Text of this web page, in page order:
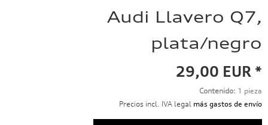
Audi Llavero Q7,
plata/negro
29,00 EUR *
Contenido: 1 pieza
Precios incl. IVA legal más gastos de envío